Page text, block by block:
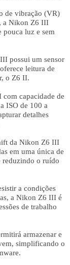
de vibração (VR)
a Nikon Z6 III
pouca luz e sem
possui um sensor
leitura de
o Z6 II.
capacidade de
ISO de 100 a
detalhes
da Nikon Z6 III
em uma única de
reduzindo o ruído
a condições
a Nikon Z6 III é
de trabalho
armazenar e
simplificando o